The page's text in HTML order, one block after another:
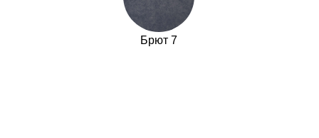
Брют 7